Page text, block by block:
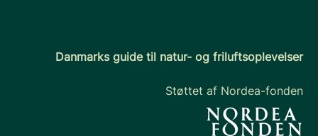
Danmarks guide til natur- og friluftsoplevelser
Støttet af Nordea-fonden